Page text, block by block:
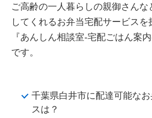
ご高齢の一人暮らしの親御さんな
してくれるお弁当宅配サービスを
『あんしん相談室‐宅配ごはん案
です。
千葉県白井市に配達可能な
スは？